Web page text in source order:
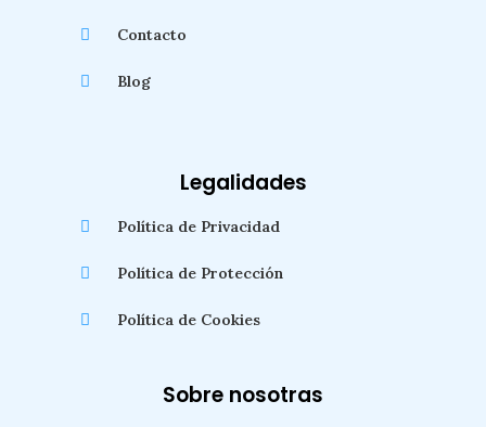
Contacto
Blog
Legalidades
Política de Privacidad
Política de Protección
Política de Cookies
Sobre nosotras